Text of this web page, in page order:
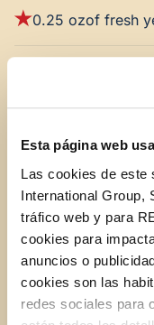
Esta página web
Las cookies de este
International Group,
tráfico web y para
cookies para
anuncios o
cookies son las
redes sociales para
0.25 ozof fresh
For the topping:
3.5 oz barbecue